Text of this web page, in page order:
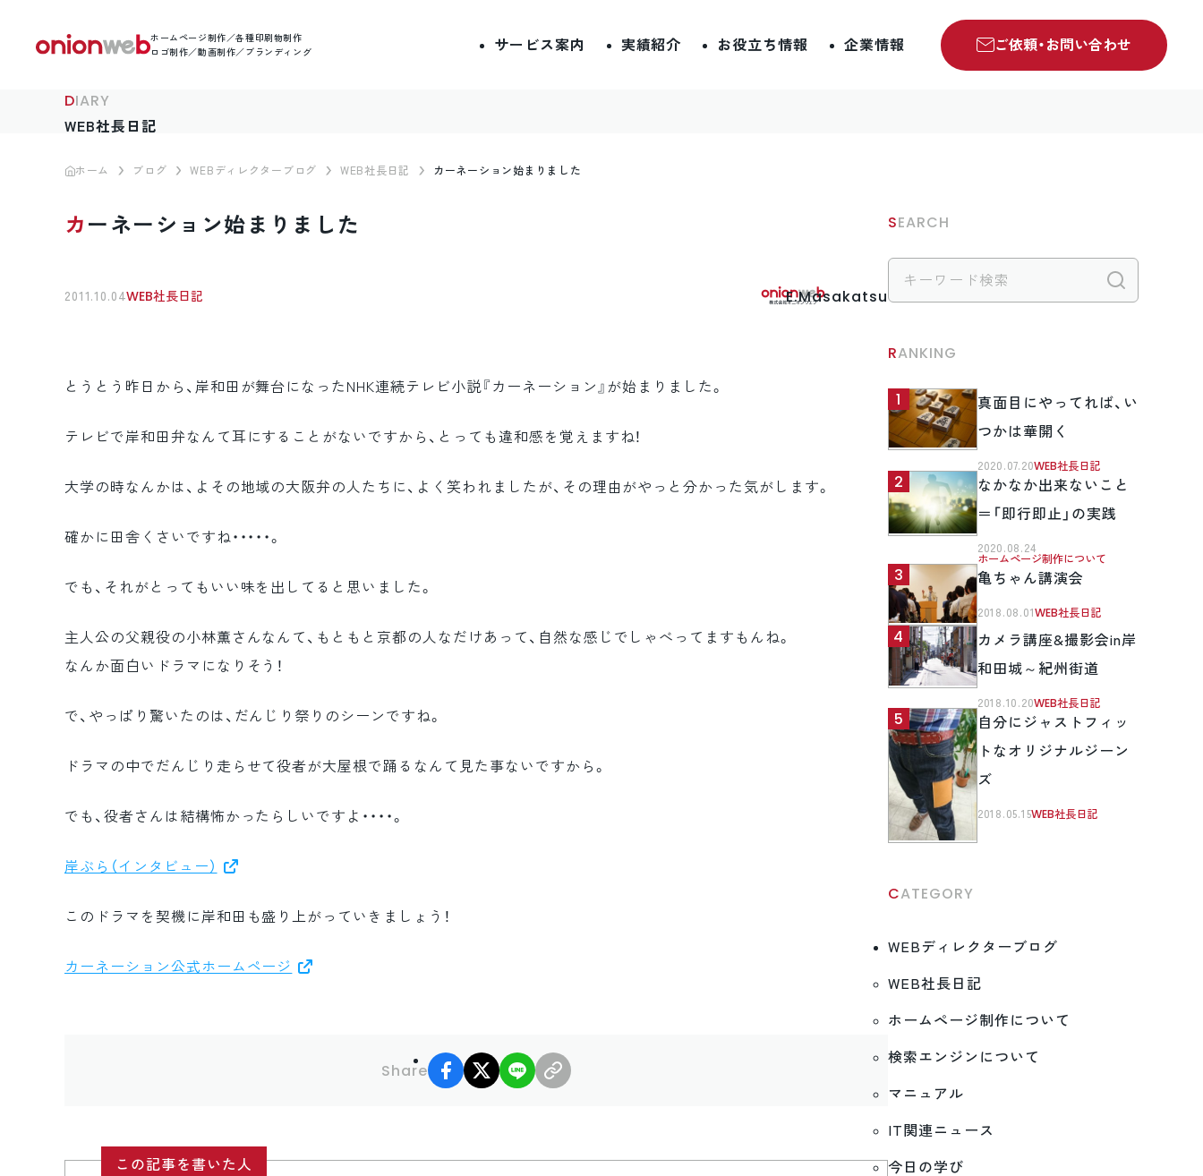
ホームページ制作／各種印刷物制作
ロゴ制作／動画制作／ブランディング
サービス案内 実績紹介 お役立ち情報 企業情報 ご依頼・お問い合わせ
DIARY
WEB社長日記
ホーム ブログ WEBディレクターブログ WEB社長日記 カーネーション始まりました
カーネーション始まりました
2011.10.04WEB社長日記 E.Masakatsu
とうとう昨日から、岸和田が舞台になったNHK連続テレビ小説『カーネーション』が始まりました。
テレビで岸和田弁なんて耳にすることがないですから、とっても違和感を覚えますね！
大学の時なんかは、よその地域の大阪弁の人たちに、よく笑われましたが、その理由がやっと分かった気がします。
確かに田舎くさいですね・・・・・。
でも、それがとってもいい味を出してると思いました。
主人公の父親役の小林薫さんなんて、もともと京都の人なだけあって、自然な感じでしゃべってますもんね。
なんか面白いドラマになりそう！
で、やっぱり驚いたのは、だんじり祭りのシーンですね。
ドラマの中でだんじり走らせて役者が大屋根で踊るなんて見た事ないですから。
でも、役者さんは結構怖かったらしいですよ・・・・。
岸ぶら（インタビュー）
このドラマを契機に岸和田も盛り上がっていきましょう！
カーネーション公式ホームページ
Share
facebook
X LINE
この記事を書いた人
SEARCH
RANKING
真面目にやってれば、い
つかは華開く
2020.07.20WEB社長日記
なかなか出来ないこと
＝「即行即止」の実践
2020.08.24
ホームページ制作について
亀ちゃん講演会
2018.08.01WEB社長日記
カメラ講座&撮影会in岸
和田城～紀州街道
2018.10.20WEB社長日記
自分にジャストフィッ
トなオリジナルジーン
ズ
2018.05.15WEB社長日記
CATEGORY
WEBディレクターブログ
WEB社長日記
ホームページ制作について
検索エンジンについて
マニュアル
IT関連ニュース
今日の学び